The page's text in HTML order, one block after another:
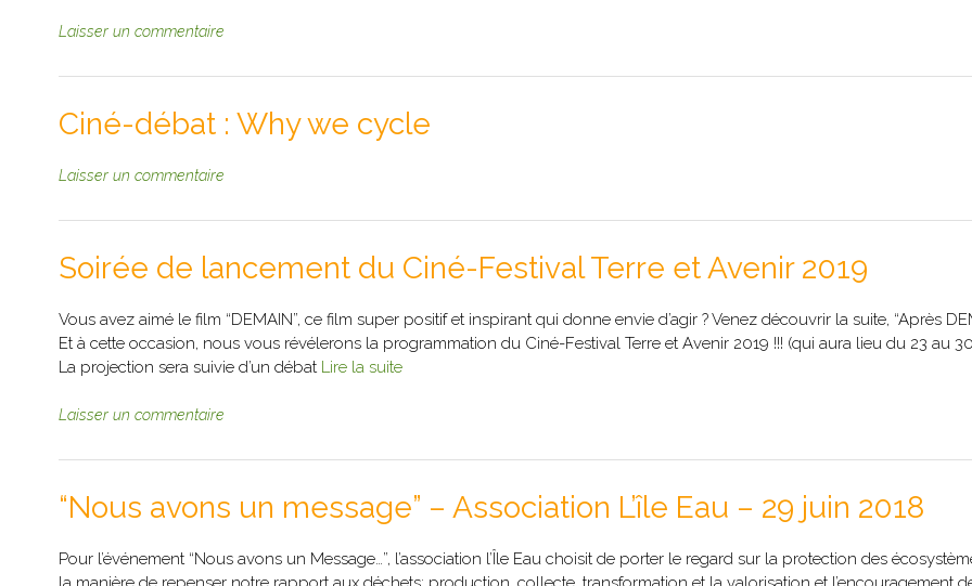
Laisser un commentaire
Ciné-débat : Why we cycle
Laisser un commentaire
Soirée de lancement du Ciné-Festival Terre et Avenir 2019
Vous avez aimé le film “DEMAIN”, ce film super positif et inspirant qui donne envie d’agir ? Venez découvrir la suite, “Après
Et à cette occasion, nous vous révélerons la programmation du Ciné-Festival Terre et Avenir 2019 !!! (qui aura lieu du 23 au
La projection sera suivie d’un débat Lire la suite
Laisser un commentaire
“Nous avons un message” – Association L’île Eau – 29 juin 2018
Pour l’événement “Nous avons un Message…”, l’association l’Île Eau choisit de porter le regard sur la protection des